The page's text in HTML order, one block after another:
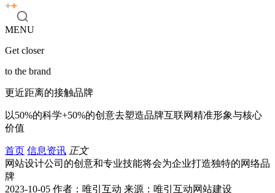
MENU
Get closer
to the brand
更近距离的接触品牌
以50%的科学+50%的创意去塑造品牌互联网精准形象与核心
价值
首页 信息资讯 正文
网站设计公司的创意和专业技能将会为企业打造独特的网络品
牌
2023-10-05 作者：唯引互动 来源：唯引互动网站建设